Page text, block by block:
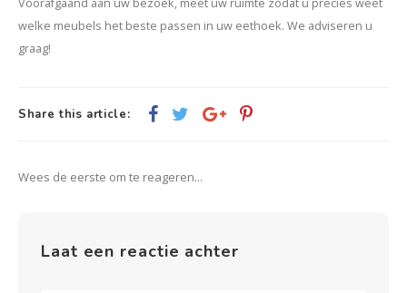
Voorafgaand aan uw bezoek, meet uw ruimte zodat u precies weet
welke meubels het beste passen in uw eethoek. We adviseren u
graag!
Share this article:
Wees de eerste om te reageren...
Laat een reactie achter